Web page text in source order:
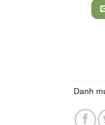
Danh